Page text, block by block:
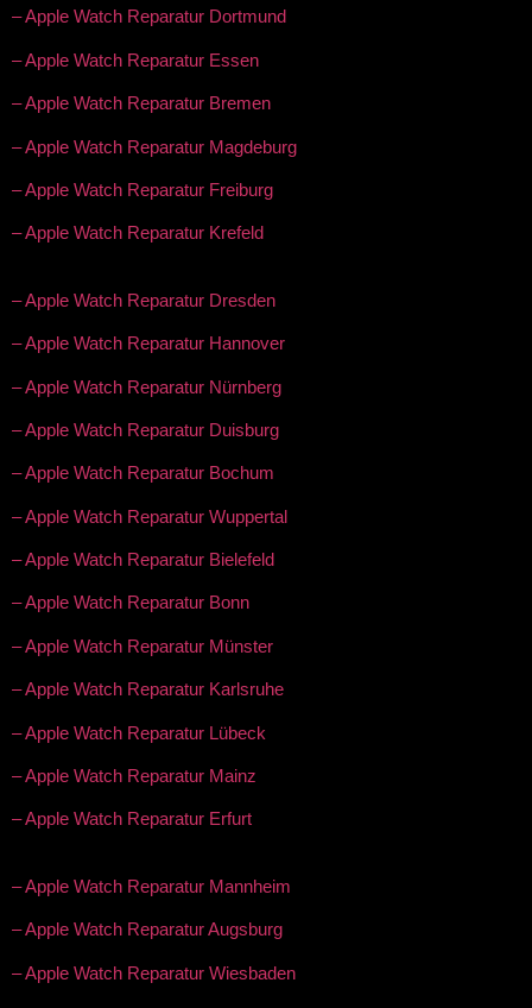
– Apple Watch Reparatur Dortmund
– Apple Watch Reparatur Essen
– Apple Watch Reparatur Bremen
– Apple Watch Reparatur Magdeburg
– Apple Watch Reparatur Freiburg
– Apple Watch Reparatur Krefeld
– Apple Watch Reparatur Dresden
– Apple Watch Reparatur Hannover
– Apple Watch Reparatur Nürnberg
– Apple Watch Reparatur Duisburg
– Apple Watch Reparatur Bochum
– Apple Watch Reparatur Wuppertal
– Apple Watch Reparatur Bielefeld
– Apple Watch Reparatur Bonn
– Apple Watch Reparatur Münster
– Apple Watch Reparatur Karlsruhe
– Apple Watch Reparatur Lübeck
– Apple Watch Reparatur Mainz
– Apple Watch Reparatur Erfurt
– Apple Watch Reparatur Mannheim
– Apple Watch Reparatur Augsburg
– Apple Watch Reparatur Wiesbaden